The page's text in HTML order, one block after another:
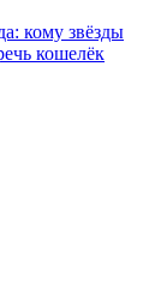
кому звёзды
кошелёк